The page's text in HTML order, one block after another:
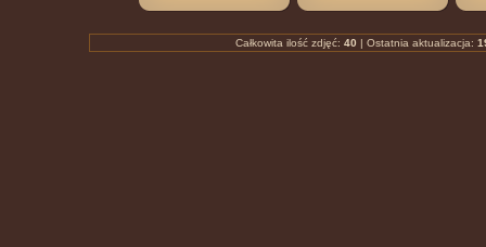
Całkowita ilość zdjęć: 40 | Ostatnia aktualizacja: